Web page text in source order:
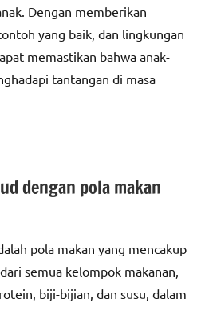
Dengan memberikan
yang baik, dan lingkungan
memastikan bahwa anak-
tantangan di masa
dengan pola makan
pola makan yang mencakup
semua kelompok makanan,
biji-bijian, dan susu, dalam